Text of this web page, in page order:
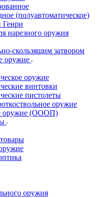
(полуавтоматическое)
Генри
нарезного оружия
скользящим затвором
оружие
оружие
винтовки
пистолеты
оружие
оружие (ОООП)
оружия